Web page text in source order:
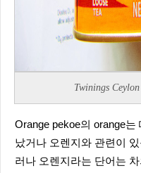
Twinings
Orange pekoe의 orange는 때때로 오렌지,오렌지 오일로 향이
났거나 오렌지와 관련이
러나 오렌지라는 단어는